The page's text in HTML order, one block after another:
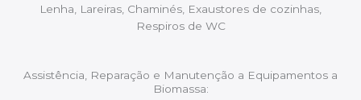
Lenha, Lareiras, Chaminés, Exaustores de cozinhas,
Respiros de WC
Assistência, Reparação e Manutenção a Equipamentos a
Biomassa: